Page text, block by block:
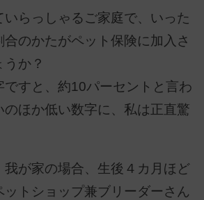
らっしゃるご家庭で、いった
のかたがペット保険に加入さ
か？
ですと、約10パーセントと言わ
のほか低い数字に、私は正直驚
我が家の場合、生後４カ月ほど
ットショップ兼ブリーダーさん